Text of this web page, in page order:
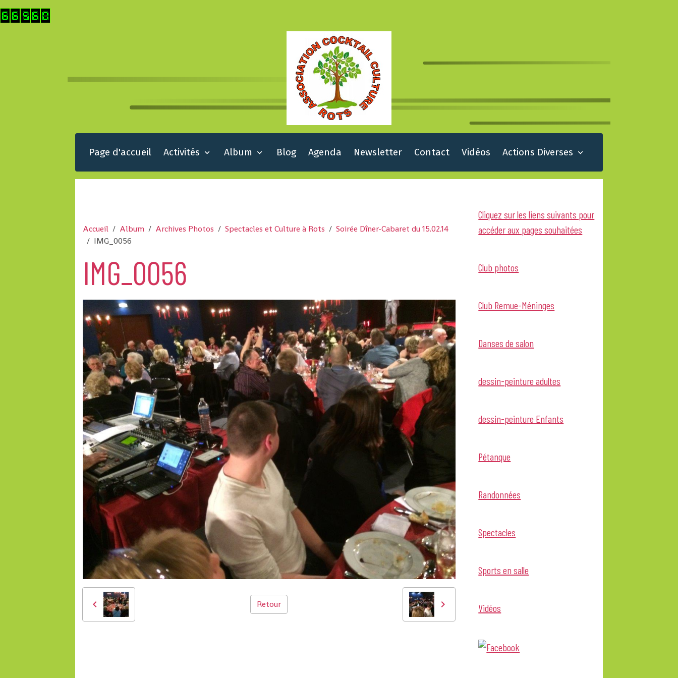
Page d'accueil Activités Album Blog Agenda Newsletter Contact Vidéos Actions Diverses
Accueil Album Archives Photos Spectacles et Culture à Rots
Soirée Dîner-Cabaret du 15.02.14
IMG_0056
IMG_0056
Retour
Cliquez sur les liens suivants pour
accéder aux pages souhaitées
Club photos
Club Remue-Méninges
Danses de salon
dessin-peinture adultes
dessin-peinture Enfants
Pétanque
Randonnées
Spectacles
Sports en salle
Vidéos